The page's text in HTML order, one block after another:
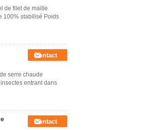
de filet de maille
100% stabilisé Poids
Contact
serre chaude
entrant dans
Contact